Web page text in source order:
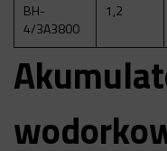
BH-
4/3A3800
1,2